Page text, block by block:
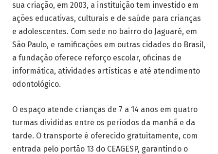
sua criação, em 2003, a instituição tem investido em
ações educativas, culturais e de saúde para crianças
e adolescentes. Com sede no bairro do Jaguaré, em
São Paulo, e ramificações em outras cidades do Brasil,
a fundação oferece reforço escolar, oficinas de
informática, atividades artísticas e até atendimento
odontológico.
O espaço atende crianças de 7 a 14 anos em quatro
turmas divididas entre os períodos da manhã e da
tarde. O transporte é oferecido gratuitamente, com
entrada pelo portão 13 do CEAGESP, garantindo o